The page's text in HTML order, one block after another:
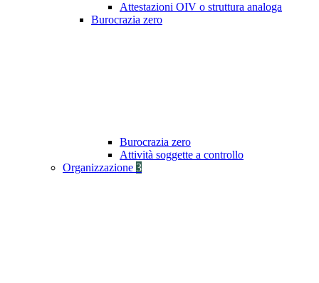
Attestazioni OIV o struttura analoga
Burocrazia zero
Burocrazia zero
Attività soggette a controllo
Organizzazione 3